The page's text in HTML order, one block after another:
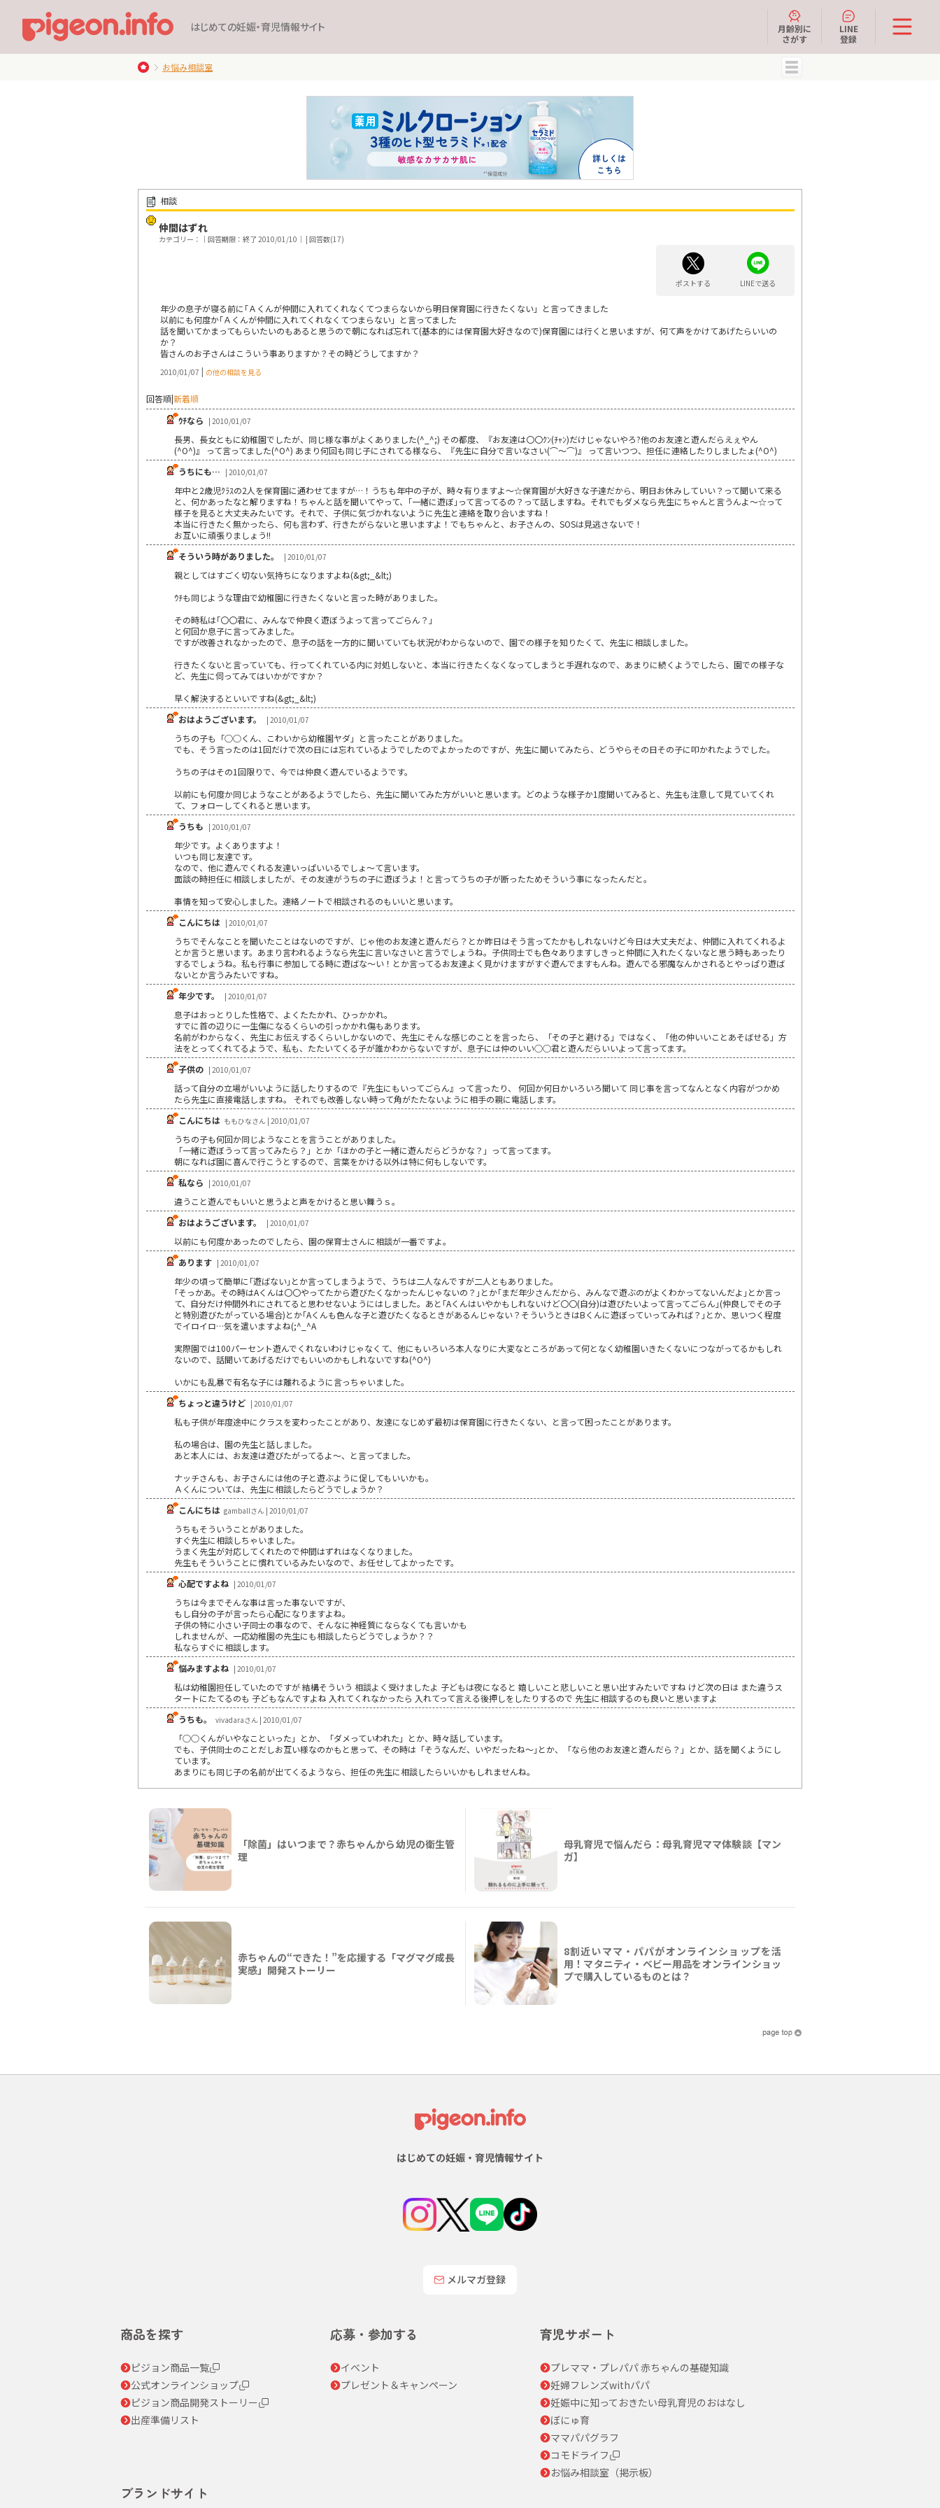
はじめての妊娠・育児情報サイト
月齢別に
さがす
LINE
登録
お悩み相談室
相談
仲間はずれ
カテゴリー：｜回答期限：終了 2010/01/10｜ | 回答数(17)
ポストする LINEで送る
年少の息子が寝る前に｢Ａくんが仲間に入れてくれなくてつまらないから明日保育園に行きたくない」と言ってきました
以前にも何度か｢Ａくんが仲間に入れてくれなくてつまらない」と言ってました
話を聞いてかまってもらいたいのもあると思うので朝になれば忘れて(基本的には保育園大好きなので)保育園には行くと思いますが、何て声をかけてあげたらいいの
か？
皆さんのお子さんはこういう事ありますか？その時どうしてますか？
2010/01/07 | の他の相談を見る
回答順|新着順
ｳﾁなら | 2010/01/07
長男、長女ともに幼稚園でしたが、同じ様な事がよくありました(^_^;) その都度、『お友達は〇〇ｸﾝ(ﾁｬﾝ)だけじゃないやろ?他のお友達と遊んだらえぇやん
(^O^)』 って言ってました(^O^) あまり何回も同じ子にされてる様なら、『先生に自分で言いなさい(⌒～⌒)』 って言いつつ、担任に連絡したりしましたょ(^O^)
うちにも… | 2010/01/07
年中と2歳児ｸﾗｽの2人を保育園に通わせてますが…！うちも年中の子が、時々有りますよ～☆保育園が大好きな子達だから、明日お休みしていい？って聞いて来る
と、何かあったなと解りますね！ちゃんと話を聞いてやって、｢一緒に遊ぼ｣って言ってるの？って話しますね。それでもダメなら先生にちゃんと言うんよ～☆って
様子を見ると大丈夫みたいです。それで、子供に気づかれないように先生と連絡を取り合いますね！
本当に行きたく無かったら、何も言わず、行きたがらないと思いますよ！でもちゃんと、お子さんの、SOSは見逃さないで！
お互いに頑張りましょう!!
そういう時がありました。
| 2010/01/07
親としてはすごく切ない気持ちになりますよね(&gt;_&lt;)
ｳﾁも同じような理由で幼稚園に行きたくないと言った時がありました。
その時私は｢〇〇君に、みんなで仲良く遊ぼうよって言ってごらん？｣
と何回か息子に言ってみました。
ですが改善されなかったので、息子の話を一方的に聞いていても状況がわからないので、園での様子を知りたくて、先生に相談しました。
行きたくないと言っていても、行ってくれている内に対処しないと、本当に行きたくなくなってしまうと手遅れなので、あまりに続くようでしたら、園での様子な
ど、先生に伺ってみてはいかがですか？
早く解決するといいですね(&gt;_&lt;)
おはようございます。
| 2010/01/07
うちの子も「○○くん、こわいから幼稚園ヤダ」と言ったことがありました。
でも、そう言ったのは1回だけで次の日には忘れているようでしたのでよかったのですが、先生に聞いてみたら、どうやらその日その子に叩かれたようでした。
うちの子はその1回限りで、今では仲良く遊んでいるようです。
以前にも何度か同じようなことがあるようでしたら、先生に聞いてみた方がいいと思います。どのような様子か1度聞いてみると、先生も注意して見ていてくれ
て、フォローしてくれると思います。
うちも | 2010/01/07
年少です。よくありますよ！
いつも同じ友達です。
なので、他に遊んでくれる友達いっぱいいるでしょ～て言います。
面談の時担任に相談しましたが、その友達がうちの子に遊ぼうよ！と言ってうちの子が断ったためそういう事になったんだと。
事情を知って安心しました。連絡ノートで相談されるのもいいと思います。
こんにちは | 2010/01/07
うちでそんなことを聞いたことはないのですが、じゃ他のお友達と遊んだら？とか昨日はそう言ってたかもしれないけど今日は大丈夫だよ、仲間に入れてくれるよ
とか言うと思います。あまり言われるようなら先生に言いなさいと言うでしょうね。子供同士でも色々ありますしきっと仲間に入れたくないなと思う時もあったり
するでしょうね。私も行事に参加してる時に遊ばな～い！とか言ってるお友達よく見かけますがすぐ遊んでますもんね。遊んでる邪魔なんかされるとやっぱり遊ば
ないとか言うみたいですね。
年少です。
| 2010/01/07
息子はおっとりした性格で、よくたたかれ、ひっかかれ。
すでに首の辺りに一生傷になるくらいの引っかかれ傷もあります。
名前がわからなく、先生にお伝えするくらいしかないので、先生にそんな感じのことを言ったら、「その子と避ける」ではなく、「他の仲いいことあそばせる」方
法をとってくれてるようで、私も、たたいてくる子が誰かわからないですが、息子には仲のいい○○君と遊んだらいいよって言ってます。
子供の | 2010/01/07
話って自分の立場がいいように話したりするので『先生にもいってごらん』って言ったり、 何回か何日かいろいろ聞いて 同じ事を言ってなんとなく内容がつかめ
たら先生に直接電話しますね。 それでも改善しない時って角がたたないように相手の親に電話します。
こんにちは ももひなさん | 2010/01/07
うちの子も何回か同じようなことを言うことがありました。
「一緒に遊ぼうって言ってみたら？」とか「ほかの子と一緒に遊んだらどうかな？」って言ってます。
朝になれば園に喜んで行こうとするので、言葉をかける以外は特に何もしないです。
私なら | 2010/01/07
違うこと遊んでもいいと思うよと声をかけると思い舞うｓ。
おはようございます。
| 2010/01/07
以前にも何度かあったのでしたら、園の保育士さんに相談が一番ですよ。
あります | 2010/01/07
年少の頃って簡単に｢遊ばない｣とか言ってしまうようで、うちは二人なんですが二人ともありました。
｢そっかあ。その時はAくんは〇〇やってたから遊びたくなかったんじゃないの？｣とか｢まだ年少さんだから、みんなで遊ぶのがよくわかってないんだよ｣とか言っ
て、自分だけ仲間外れにされてると思わせないようにはしました。あと｢Aくんはいやかもしれないけど〇〇(自分)は遊びたいよって言ってごらん｣(仲良しでその子
と特別遊びたがっている場合)とか｢Aくんも色んな子と遊びたくなるときがあるんじゃない？そういうときはBくんに遊ぼっていってみれば？｣とか、思いつく程度
でイロイロ…気を遣いますよね(;^_^A
実際園では100パーセント遊んでくれないわけじゃなくて、他にもいろいろ本人なりに大変なところがあって何となく幼稚園いきたくないにつながってるかもしれ
ないので、話聞いてあげるだけでもいいのかもしれないですね(^O^)
いかにも乱暴で有名な子には離れるように言っちゃいました。
ちょっと違うけど | 2010/01/07
私も子供が年度途中にクラスを変わったことがあり、友達になじめず最初は保育園に行きたくない、と言って困ったことがあります。
私の場合は、園の先生と話しました。
あと本人には、お友達は遊びたがってるよ～、と言ってました。
ナッチさんも、お子さんには他の子と遊ぶように促してもいいかも。
Ａくんについては、先生に相談したらどうでしょうか？
こんにちは gamballさん | 2010/01/07
うちもそういうことがありました。
すぐ先生に相談しちゃいました。
うまく先生が対応してくれたので仲間はずれはなくなりました。
先生もそういうことに慣れているみたいなので、お任せしてよかったです。
心配ですよね | 2010/01/07
うちは今までそんな事は言った事ないですが、
もし自分の子が言ったら心配になりますよね。
子供の特に小さい子同士の事なので、そんなに神経質にならなくても言いかも
しれませんが、一応幼稚園の先生にも相談したらどうでしょうか？？
私ならすぐに相談します。
悩みますよね | 2010/01/07
私は幼稚園担任していたのですが 結構そういう 相談よく受けましたよ 子どもは夜になると 嬉しいこと悲しいこと思い出すみたいですね けど次の日は また違うス
タートにたてるのも 子どもなんですよね 入れてくれなかったら 入れてって言える後押しをしたりするので 先生に相談するのも良いと思いますよ
うちも。
vivadaraさん | 2010/01/07
「○○くんがいやなこといった」とか、「ダメっていわれた」とか、時々話しています。
でも、子供同士のことだしお互い様なのかもと思って、その時は「そうなんだ、いやだったね～｣とか、「なら他のお友達と遊んだら？」とか、話を聞くようにし
ています。
あまりにも同じ子の名前が出てくるようなら、担任の先生に相談したらいいかもしれませんね。
「除菌」はいつまで？赤ちゃんから幼児の衛生管
理
母乳育児で悩んだら：母乳育児ママ体験談【マン
ガ】
赤ちゃんの“できた！”を応援する「マグマグ成長
実感」開発ストーリー
8割近いママ・パパがオンラインショップを活
用！マタニティ・ベビー用品をオンラインショッ
プで購入しているものとは？
はじめての妊娠・育児情報サイト
メルマガ登録
商品を探す
ピジョン商品一覧
公式オンラインショップ
ピジョン商品開発ストーリー
出産準備リスト
応募・参加する
イベント
プレゼント＆キャンペーン
育児サポート
プレママ・プレパパ 赤ちゃんの基礎知識
妊婦フレンズwithパパ
妊娠中に知っておきたい母乳育児のおはなし
ぼにゅ育
ママパパグラフ
コモドライフ
お悩み相談室（掲示板）
ブランドサイト